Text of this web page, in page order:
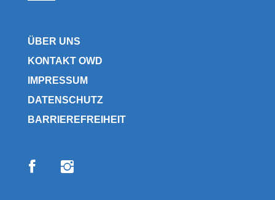
ÜBER UNS
KONTAKT OWD
IMPRESSUM
DATENSCHUTZ
BARRIEREFREIHEIT